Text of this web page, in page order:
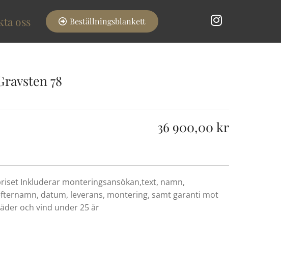
oss Beställningsblankett
78
36 900,00 kr
Inkluderar monteringsansökan,text, namn,
datum, leverans, montering, samt garanti mot
och vind under 25 år